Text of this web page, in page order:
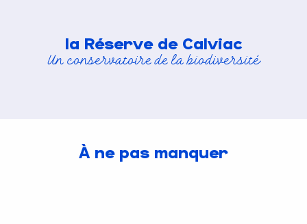
la Réserve de Calviac
Un conservatoire de la biodiversité
À ne pas manquer